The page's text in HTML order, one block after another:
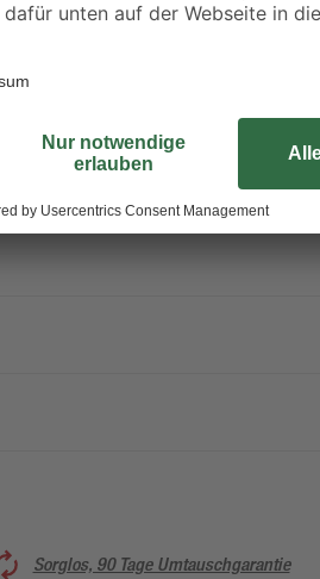
Sorglos, 90 Tage Umtauschgarantie